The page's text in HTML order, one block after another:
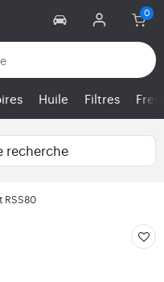
Huile Filtres
recherche
RSS80